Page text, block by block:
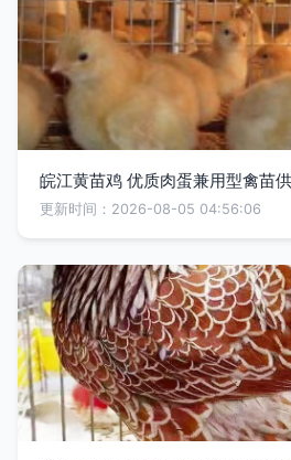
皖江黄苗鸡 优质肉蛋兼用型禽苗
更新时间：2026-08-05 04:56:06